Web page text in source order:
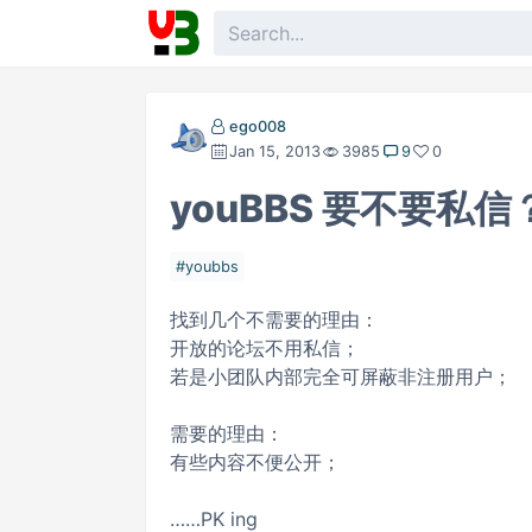
ego008
Jan 15, 2013
3985 9 0
youBBS 要不要私信
youbbs
找到几个不需要的理由：
开放的论坛不用私信；
若是小团队内部完全可屏蔽非注册用户；
需要的理由：
有些内容不便公开；
……PK ing